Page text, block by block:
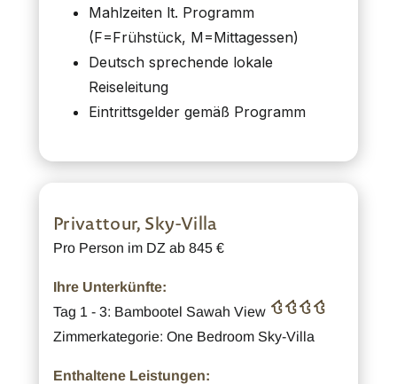
Mahlzeiten lt. Programm
(F=Frühstück, M=Mittagessen)
Deutsch sprechende lokale
Reiseleitung
Eintrittsgelder gemäß Programm
Privattour, Sky-Villa
Pro Person im DZ ab 845 €
Ihre Unterkünfte:
Tag 1 - 3: Bambootel Sawah View
Zimmerkategorie: One Bedroom Sky-Villa
Enthaltene Leistungen: